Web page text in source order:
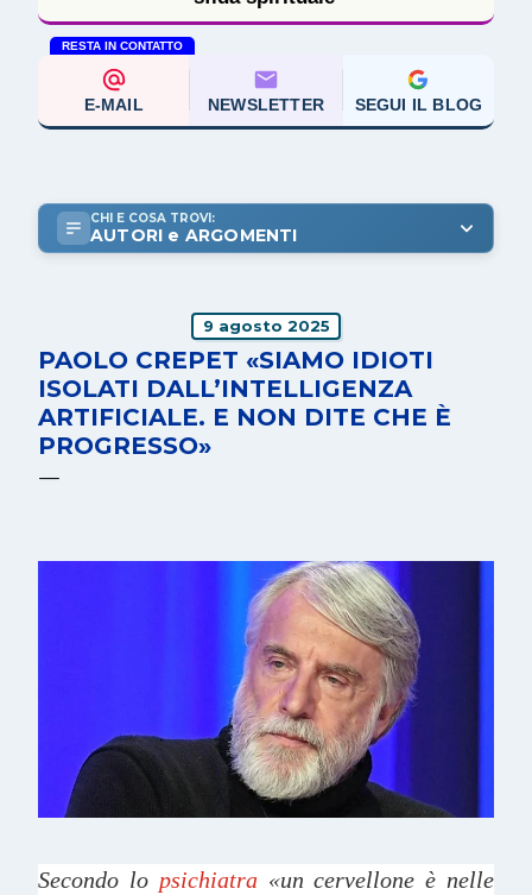
RESTA IN CONTATTO
E-MAIL NEWSLETTER SEGUI IL BLOG
CHI E COSA TROVI:
AUTORI e ARGOMENTI
9 agosto 2025
PAOLO CREPET «SIAMO IDIOTI
ISOLATI DALL’INTELLIGENZA
ARTIFICIALE. E NON DITE CHE È
PROGRESSO»
Secondo lo psichiatra«un cervellone è nelle